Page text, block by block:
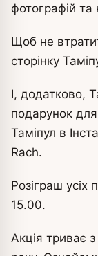
фотографій
Щоб не
сторінку
І, додатково,
подарунок для
Таміпул в
Rach.
Розіграш усіх
15.00.
Акція триває